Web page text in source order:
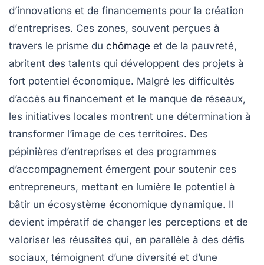
d’innovations et de financements pour la création
d’entreprises. Ces zones, souvent perçues à
travers le prisme du chômage et de la pauvreté,
abritent des talents qui développent des projets à
fort potentiel économique. Malgré les difficultés
d’accès au financement et le manque de réseaux,
les initiatives locales montrent une détermination à
transformer l’image de ces territoires. Des
pépinières d’entreprises et des programmes
d’accompagnement émergent pour soutenir ces
entrepreneurs, mettant en lumière le potentiel à
bâtir un écosystème économique dynamique. Il
devient impératif de changer les perceptions et de
valoriser les réussites qui, en parallèle à des défis
sociaux, témoignent d’une diversité et d’une